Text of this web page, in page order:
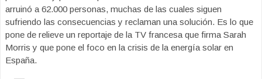
arruinó a 62.000 personas, muchas de las cuales siguen
sufriendo las consecuencias y reclaman una solución. Es lo que
pone de relieve un reportaje de la TV francesa que firma Sarah
Morris y que pone el foco en la crisis de la energía solar en
España.